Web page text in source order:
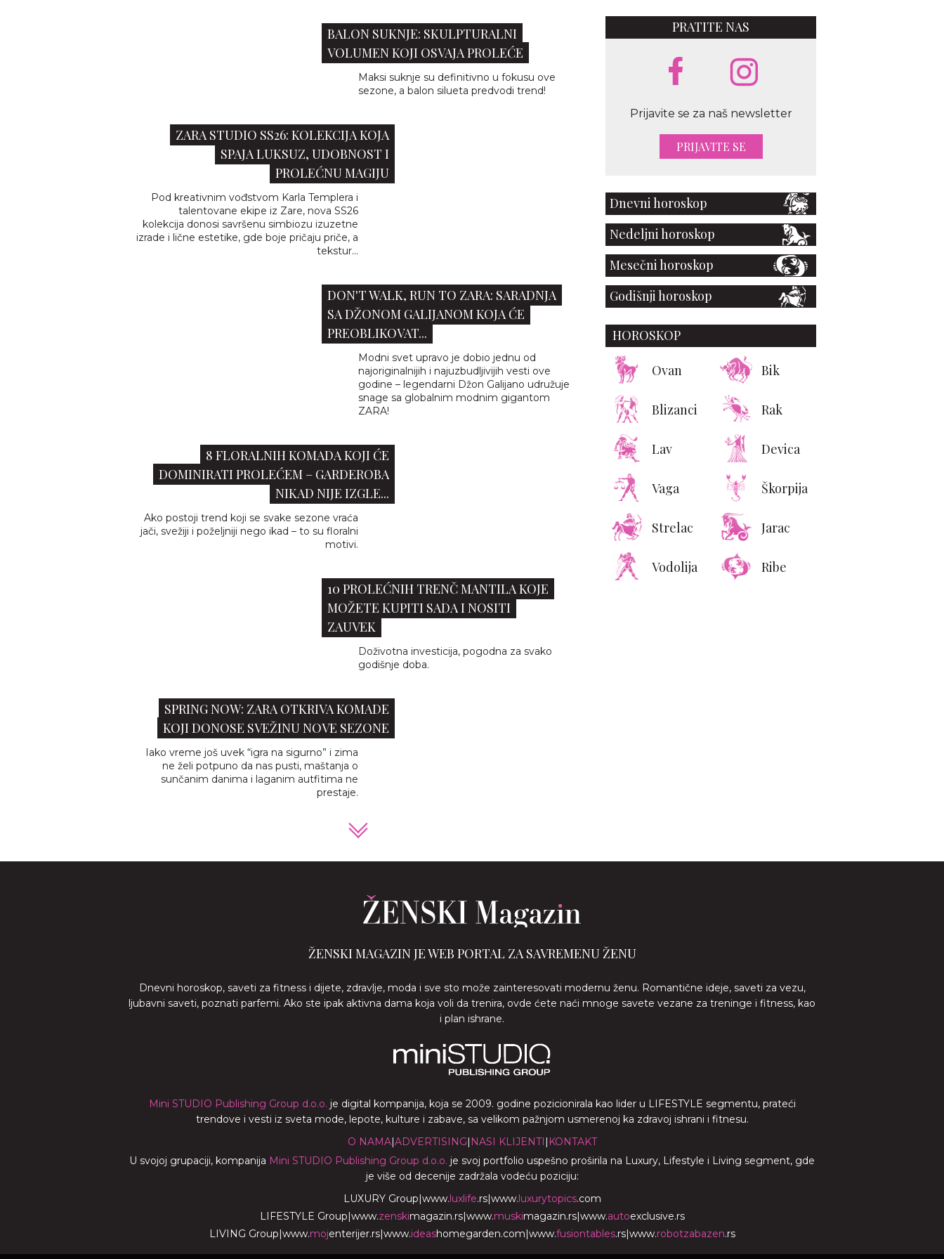
BALON SUKNJE: SKULPTURALNI
VOLUMEN KOJI OSVAJA PROLEĆE
Maksi suknje su definitivno u fokusu ove
sezone, a balon silueta predvodi trend!
ZARA STUDIO SS26: KOLEKCIJA KOJA
SPAJA LUKSUZ, UDOBNOST I
PROLEĆNU MAGIJU
Pod kreativnim vođstvom Karla Templera i
talentovane ekipe iz Zare, nova SS26
kolekcija donosi savršenu simbiozu izuzetne
izrade i lične estetike, gde boje pričaju priče, a
tekstur...
DON'T WALK, RUN TO ZARA: SARADNJA
SA DŽONOM GALIJANOM KOJA ĆE
PREOBLIKOVAT...
Modni svet upravo je dobio jednu od
najoriginalnijih i najuzbudljivijih vesti ove
godine – legendarni Džon Galijano udružuje
snage sa globalnim modnim gigantom
ZARA!
8 FLORALNIH KOMADA KOJI ĆE
DOMINIRATI PROLEĆEM – GARDEROBA
NIKAD NIJE IZGLE...
Ako postoji trend koji se svake sezone vraća
jači, svežiji i poželjniji nego ikad – to su floralni
motivi.
10 PROLEĆNIH TRENČ MANTILA KOJE
MOŽETE KUPITI SADA I NOSITI
ZAUVEK
Doživotna investicija, pogodna za svako
godišnje doba.
SPRING NOW: ZARA OTKRIVA KOMADE
KOJI DONOSE SVEŽINU NOVE SEZONE
Iako vreme još uvek “igra na sigurno” i zima
ne želi potpuno da nas pusti, maštanja o
sunčanim danima i laganim autfitima ne
prestaje.
PRATITE NAS
Prijavite se za naš newsletter
PRIJAVITE SE
Dnevni horoskop
Nedeljni horoskop
Mesečni horoskop
Godišnji horoskop
HOROSKOP
Ovan Bik
Blizanci Rak
Lav Devica
Vaga Škorpija
Strelac Jarac
Vodolija Ribe
ŽENSKI MAGAZIN JE WEB PORTAL ZA SAVREMENU ŽENU
Dnevni horoskop, saveti za fitness i dijete, zdravlje, moda i sve sto može zainteresovati modernu ženu. Romantične ideje, saveti za vezu,
ljubavni saveti, poznati parfemi. Ako ste ipak aktivna dama koja voli da trenira, ovde ćete naći mnoge savete vezane za treninge i fitness, kao
i plan ishrane.
Mini STUDIO Publishing Group d.o.o. je digital kompanija, koja se 2009. godine pozicionirala kao lider u LIFESTYLE segmentu, prateći
trendove i vesti iz sveta mode, lepote, kulture i zabave, sa velikom pažnjom usmerenoj ka zdravoj ishrani i fitnesu.
O NAMA|ADVERTISING| NASI KLIJENTI | KONTAKT
U svojoj grupaciji, kompanija Mini STUDIO Publishing Group d.o.o. je svoj portfolio uspešno proširila na Luxury, Lifestyle i Living segment, gde
je više od decenije zadržala vodeću poziciju:
LUXURY Group|www.luxlife.rs|www.luxurytopics.com
LIFESTYLE Group|www.zenskimagazin.rs|www.muskimagazin.rs|www.autoexclusive.rs
LIVING Group|www.mojenterijer.rs|www.ideashomegarden.com|www.fusiontables.rs|www.robotzabazen.rs